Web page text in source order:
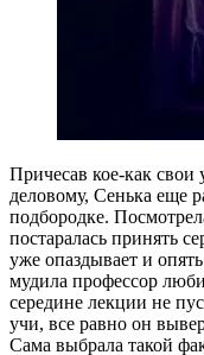
Причесав кое-как
деловому, Сенька еще
подбородке.
постаралась принять
уже опаздывает и
мудила профессор
середине лекции не
учи, все равно он
Сама выбрала такой